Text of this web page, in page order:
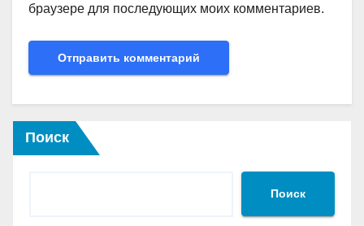
браузере для последующих моих комментариев.
Поиск
Поиск